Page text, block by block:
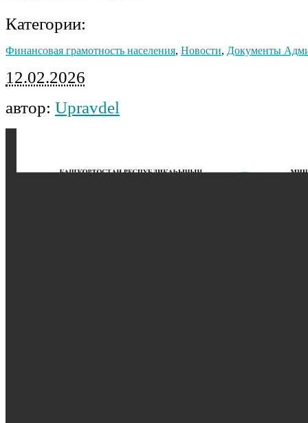
Категории:
Финансовая грамотность населения, Новости, Документы
12.02.2026
автор: Upravdel